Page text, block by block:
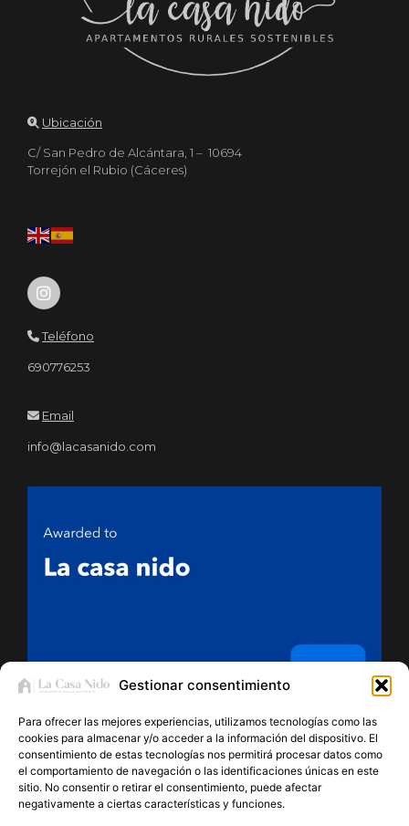
Gestionar consentimiento
Para ofrecer las mejores experiencias, utilizamos tecnologías como las
cookies para almacenar y/o acceder a la información del dispositivo. El
consentimiento de estas tecnologías nos permitirá procesar datos como
el comportamiento de navegación o las identificaciones únicas en este
sitio. No consentir o retirar el consentimiento, puede afectar
negativamente a ciertas características y funciones.
Ubicación
C/ San Pedro de Alcántara, 1 – 10694
Torrejón el Rubio (Cáceres)
Teléfono
690776253
Email
info@lacasanido.com
Aviso Legal ·Política de Privacidad·Política de Cookies